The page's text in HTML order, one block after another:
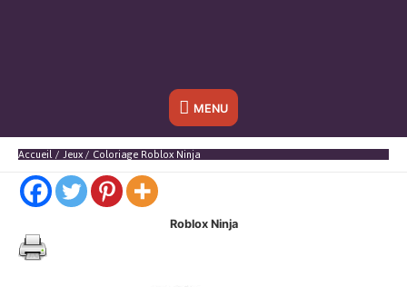
Sous
l'en-
MENU
Accueil Jeux Coloriage Roblox Ninja
Roblox Ninja